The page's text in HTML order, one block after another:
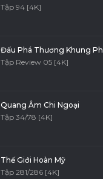
Tập 94 [4K]
Đấu Phá Thương Khung
Tập Review 05 [4K]
Quang Âm Chi Ngoại
Tập 34/78 [4K]
Thế Giới Hoàn Mỹ
Tập 281/286 [4K]